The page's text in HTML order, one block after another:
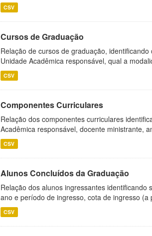
CSV
Cursos de Graduação
Relação de cursos de graduação,
Unidade Acadêmica responsável, qual a
CSV
Componentes Curriculares
Relação dos componentes curriculares
Acadêmica responsável, docente ministrante,
CSV
Alunos Concluídos da Graduação
Relação dos alunos ingressantes
ano e período de ingresso, cota de ingresso (a
CSV